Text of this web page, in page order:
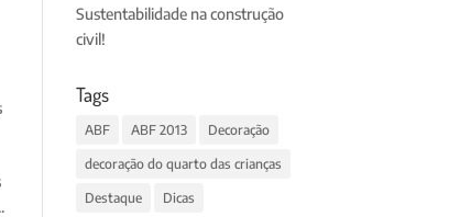
Sustentabilidade na construção
civil!
Tags
ABF ABF 2013 Decoração
decoração do quarto das crianças
Destaque Dicas